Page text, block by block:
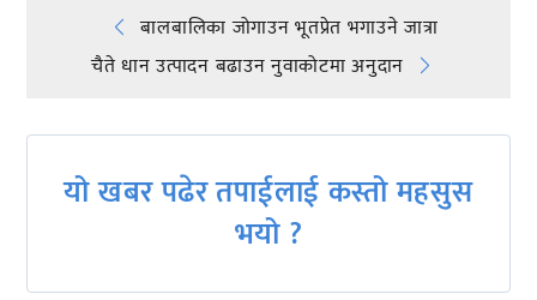
Post
navigation
बालबालिका जोगाउन भूतप्रेत भगाउने जात्रा
चैते धान उत्पादन बढाउन नुवाकोटमा अनुदान
यो खबर पढेर तपाईलाई कस्तो महसुस
भयो ?